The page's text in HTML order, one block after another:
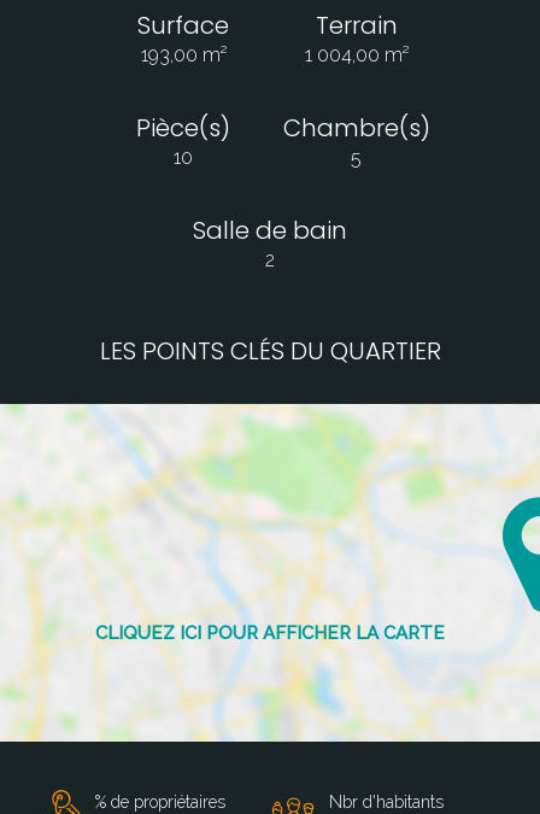
Surface
193,00 m²
Terrain
1 004,00 m²
Pièce(s)
10
Chambre(s)
5
Salle de bain
2
LES POINTS CLÉS DU QUARTIER
% de propriétaires Nbr d'habitants